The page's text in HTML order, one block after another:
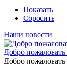
Показать
Сбросить
Наши новости
Добро
Добро